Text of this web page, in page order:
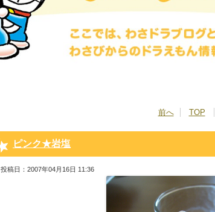
前へ TOP
ピンク★岩塩
投稿日：2007年04月16日 11:36